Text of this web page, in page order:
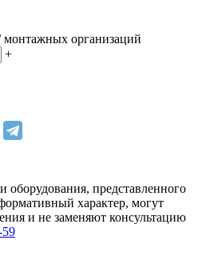
монтажных организаций
+
оборудования, представленного
характер, могут
и не заменяют консультацию